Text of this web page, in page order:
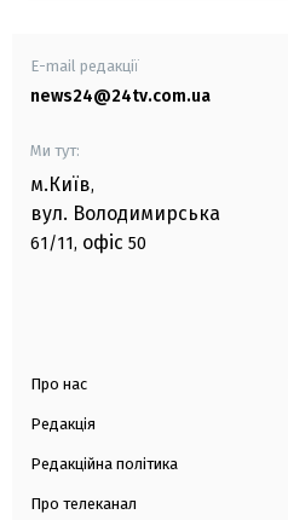
E-mail редакції
news24@24tv.com.ua
Ми тут:
м.Київ,
вул. Володимирська
61/11, офіс 50
Про нас
Редакція
Редакційна політика
Про телеканал